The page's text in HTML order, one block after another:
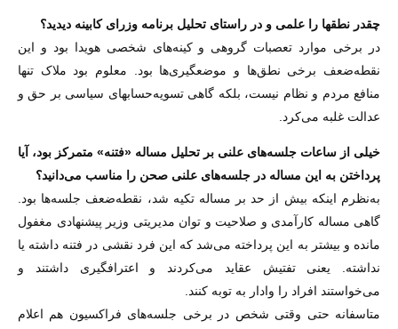
‌چقدر نطق‏ها را علمی و در راستای تحلیل برنامه وزرای کابینه دیدید؟
در برخی موارد تعصبات گروهی و کینه‌های شخصی هویدا بود و این
نقطه‌ضعف برخی نطق‌ها و موضعگیری‌ها بود. معلوم بود ملاک تنها
منافع مردم و نظام نیست، بلکه گاهی تسویه‌حساب‏های سیاسی بر حق و
عدالت غلبه می‌کرد.
‌خیلی از ساعات جلسه‌های علنی بر تحلیل مساله «فتنه» متمرکز بود، آیا
پرداختن به این مساله در جلسه‌های علنی صحن را مناسب می‌دانید؟
به‌نظرم اینکه بیش از حد بر مساله تکیه شد، نقطه‌ضعف جلسه‌ها بود.
گاهی مساله کارآمدی و صلاحیت و توان مدیریتی وزیر پیشنهادی مغفول
مانده و بیشتر به این پرداخته می‌شد که این فرد نقشی در فتنه داشته یا
نداشته. یعنی تفتیش عقاید می‌کردند و اعتراف‏گیری داشتند و
می‌خواستند افراد را وادار به توبه کنند.
متاسفانه حتی وقتی شخص در برخی جلسه‌های فراکسیون هم اعلام